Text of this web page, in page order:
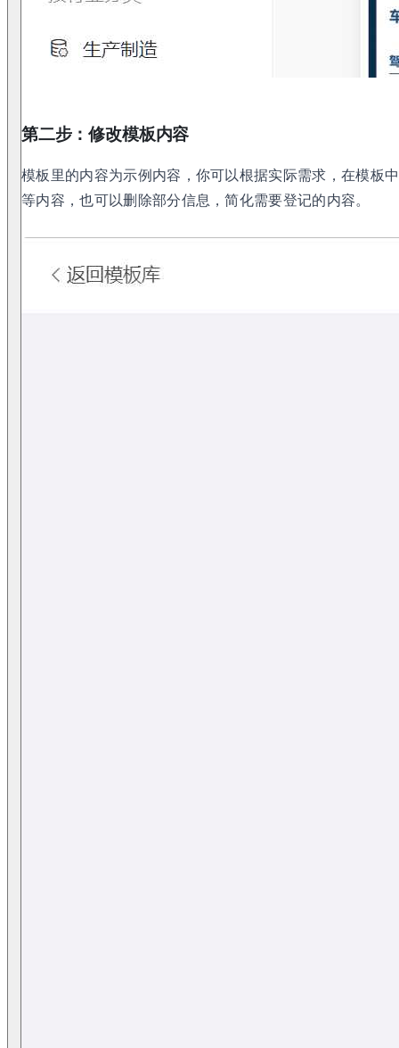
第二步：修改模板内容
模板里的内容为示例内容，你可以根据实际需求，在模板
等内容，也可以删除部分信息，简化需要登记的内容。